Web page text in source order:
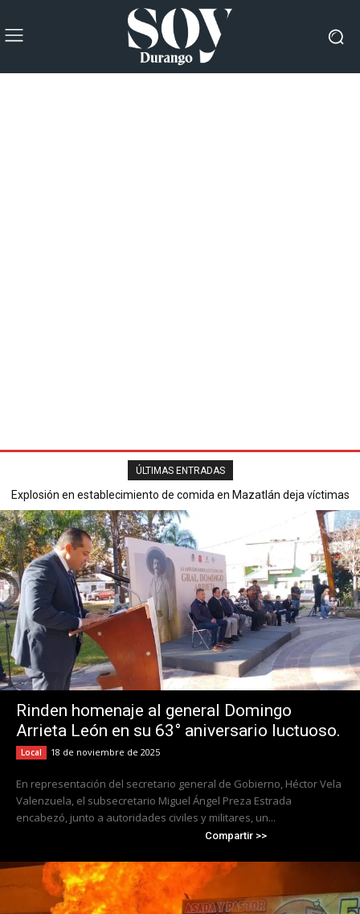
ÚLTIMAS ENTRADAS
Explosión en establecimiento de comida en Mazatlán deja víctimas
mortales y varios heridos.
Rinden homenaje al general Domingo
Arrieta León en su 63° aniversario luctuoso.
Local 18 de noviembre de 2025
En representación del secretario general de Gobierno, Héctor Vela
Valenzuela, el subsecretario Miguel Ángel Preza Estrada
encabezó, junto a autoridades civiles y militares, un...
Compartir >>